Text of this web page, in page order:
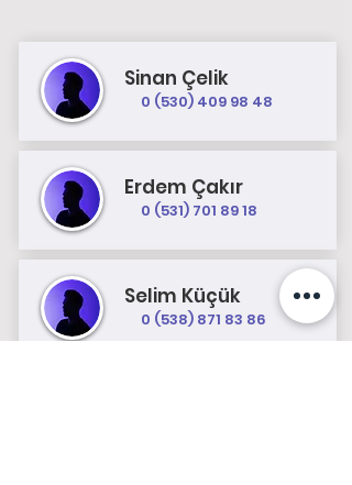
Sinan Çelik
0 (530) 409 98 48
Erdem Çakır
0 (531) 701 89 18
Selim Küçük
0 (538) 871 83 86